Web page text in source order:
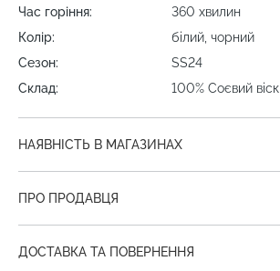
Час горіння:
360 хвилин
Колір:
білий, чорний
Сезон:
SS24
Склад:
100% Соєвий віск
НАЯВНІСТЬ В МАГАЗИНАХ
ПРО ПРОДАВЦЯ
ДОСТАВКА ТА ПОВЕРНЕННЯ